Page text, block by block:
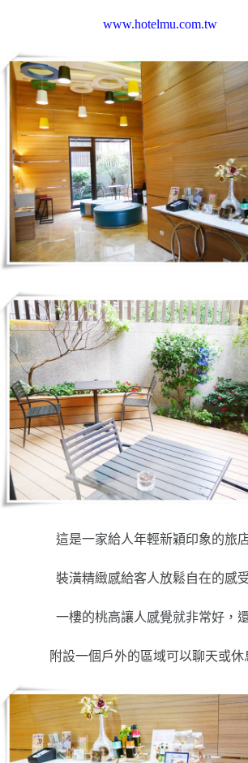
www.hotelmu.com.tw
這是一家給人年輕新穎印象的旅
裝潢精緻感給客人放鬆自在的感
一樓的桃高讓人感覺就非常好，
附設一個戶外的區域可以聊天或休